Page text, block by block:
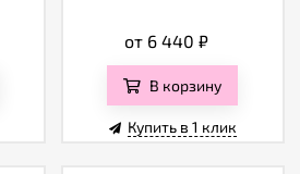
от 6 440 ₽
В корзину
Купить в 1 клик